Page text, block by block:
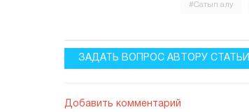
#Сатып алу
ЗАДАТЬ ВОПРОС АВТОРУ СТАТЬИ
Добавить комментарий